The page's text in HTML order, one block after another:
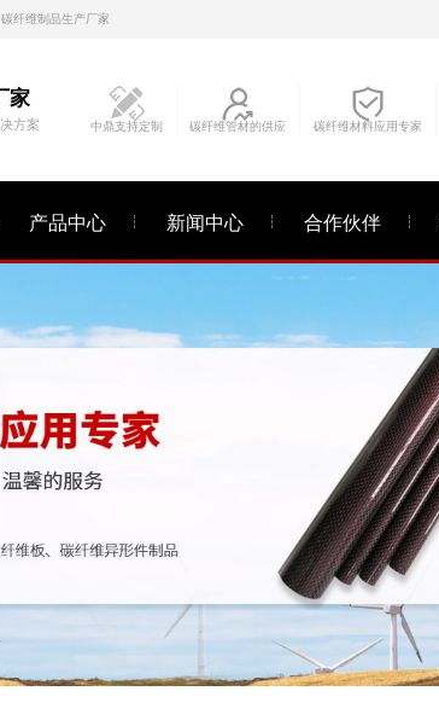
纤维制品生产厂家
家
方案 中鼎支持定制 碳纤维管材的供应 碳纤维材料应用专家
产品中心 新闻中心 合作伙伴